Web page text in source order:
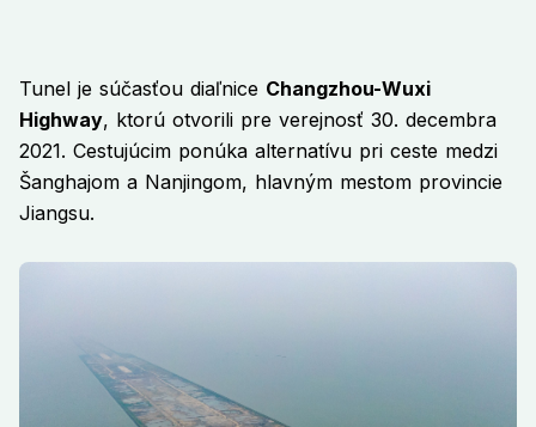
Tunel je súčasťou diaľnice Changzhou-Wuxi
Highway, ktorú otvorili pre verejnosť 30. decembra
2021. Cestujúcim ponúka alternatívu pri ceste medzi
Šanghajom a Nanjingom, hlavným mestom provincie
Jiangsu.